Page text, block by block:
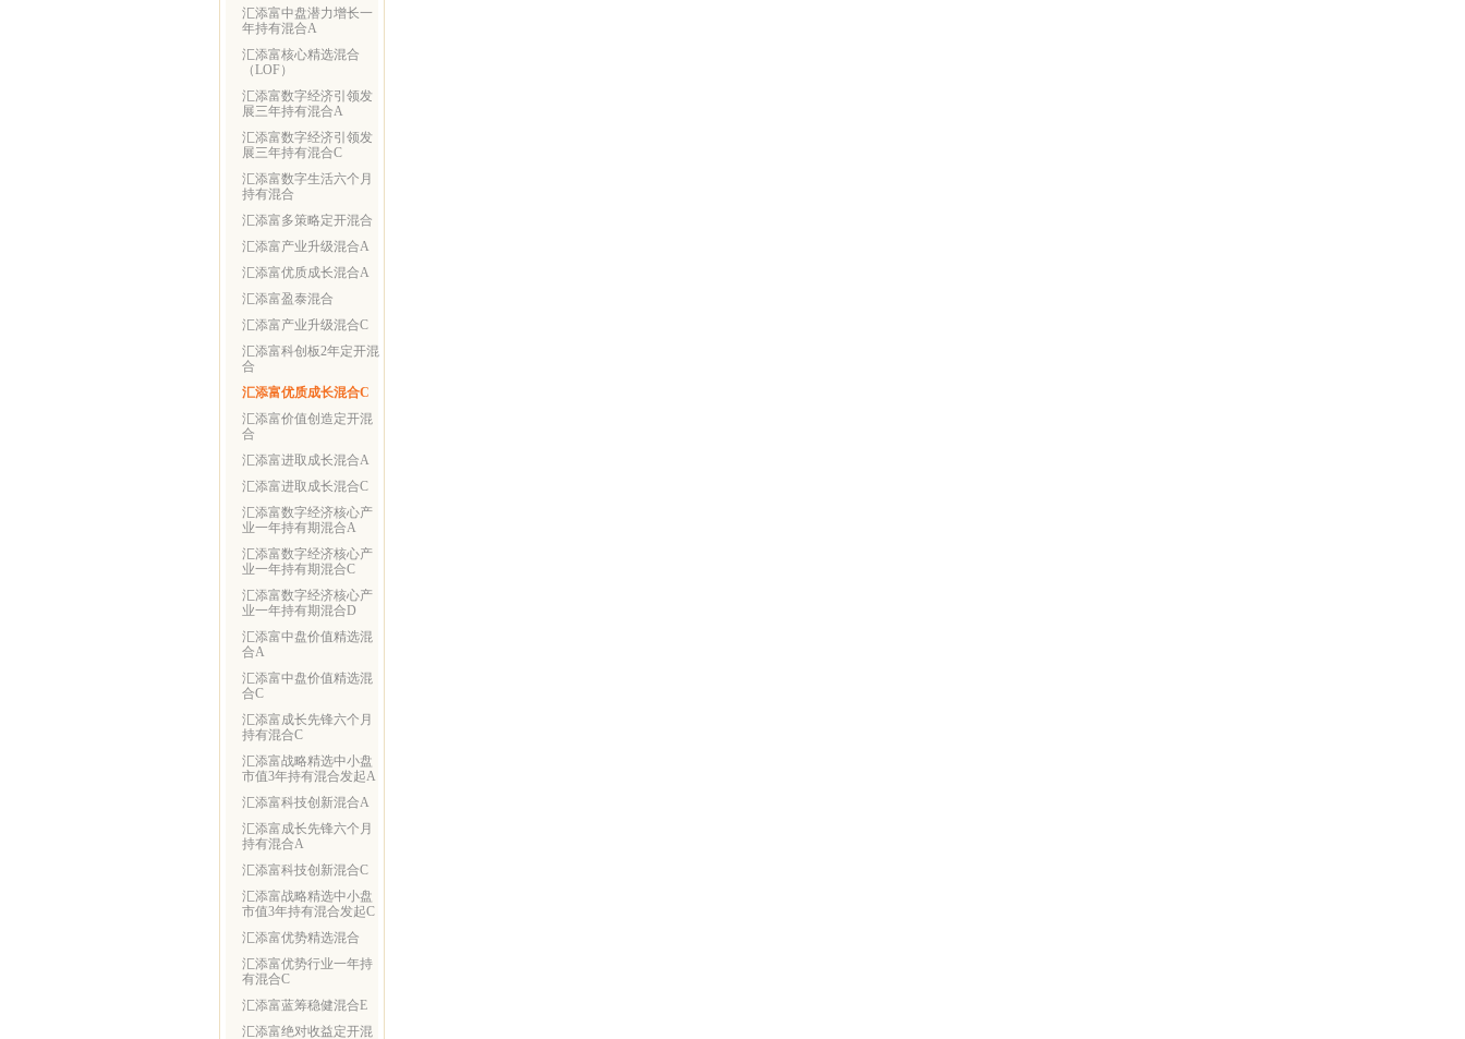
汇添富中盘潜力增长一
年持有混合A
汇添富核心精选混合
（LOF）
汇添富数字经济引领发
展三年持有混合A
汇添富数字经济引领发
展三年持有混合C
汇添富数字生活六个月
持有混合
汇添富多策略定开混合
汇添富产业升级混合A
汇添富优质成长混合A
汇添富盈泰混合
汇添富产业升级混合C
汇添富科创板2年定开混
合
汇添富优质成长混合C
汇添富价值创造定开混
合
汇添富进取成长混合A
汇添富进取成长混合C
汇添富数字经济核心产
业一年持有期混合A
汇添富数字经济核心产
业一年持有期混合C
汇添富数字经济核心产
业一年持有期混合D
汇添富中盘价值精选混
合A
汇添富中盘价值精选混
合C
汇添富成长先锋六个月
持有混合C
汇添富战略精选中小盘
市值3年持有混合发起A
汇添富科技创新混合A
汇添富成长先锋六个月
持有混合A
汇添富科技创新混合C
汇添富战略精选中小盘
市值3年持有混合发起C
汇添富优势精选混合
汇添富优势行业一年持
有混合C
汇添富蓝筹稳健混合E
汇添富绝对收益定开混